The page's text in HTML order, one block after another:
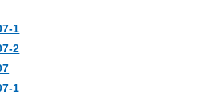
1
2
1